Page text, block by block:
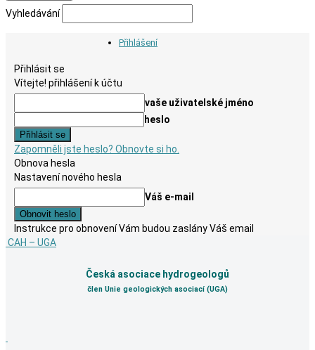
Vyhledávání
Přihlášení
Přihlásit se
Vítejte! přihlášení k účtu
vaše uživatelské jméno
heslo
Zapomněli jste heslo? Obnovte si ho.
Obnova hesla
Nastavení nového hesla
Váš e-mail
Instrukce pro obnovení Vám budou zaslány Váš email
CAH – UGA
Česká asociace hydrogeologů
člen Unie geologických asociací (UGA)